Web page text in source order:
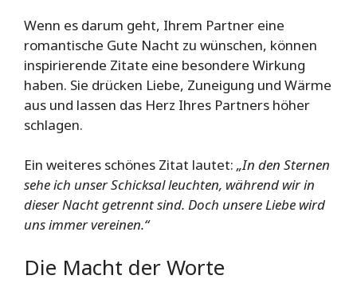
Wenn es darum geht, Ihrem Partner eine
romantische Gute Nacht zu wünschen, können
inspirierende Zitate eine besondere Wirkung
haben. Sie drücken Liebe, Zuneigung und Wärme
aus und lassen das Herz Ihres Partners höher
schlagen.
Ein weiteres schönes Zitat lautet: „In den Sternen
sehe ich unser Schicksal leuchten, während wir in
dieser Nacht getrennt sind. Doch unsere Liebe wird
uns immer vereinen.“
Die Macht der Worte